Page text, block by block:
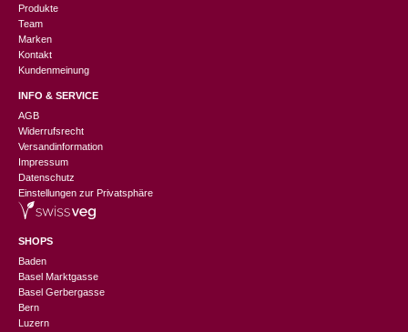
Produkte
Team
Marken
Kontakt
Kundenmeinung
INFO & SERVICE
AGB
Widerrufsrecht
Versandinformation
Impressum
Datenschutz
Einstellungen zur Privatsphäre
SHOPS
Baden
Basel Marktgasse
Basel Gerbergasse
Bern
Luzern